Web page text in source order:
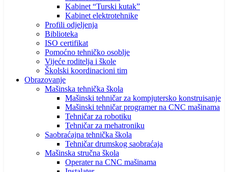
Kabinet “Turski kutak”
Kabinet elektrotehnike
Profili odjeljenja
Biblioteka
ISO certifikat
Pomoćno tehničko osoblje
Vijeće roditelja i škole
Školski koordinacioni tim
Obrazovanje
Mašinska tehnička škola
Mašinski tehničar za kompjutersko konstruisanje
Mašinski tehničar programer na CNC mašinama
Tehničar za robotiku
Tehničar za mehatroniku
Saobraćajna tehnička škola
Tehničar drumskog saobraćaja
Mašinska stručna škola
Operater na CNC mašinama